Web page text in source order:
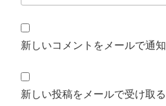
新しいコメントをメールで通知
新しい投稿をメールで受け取る